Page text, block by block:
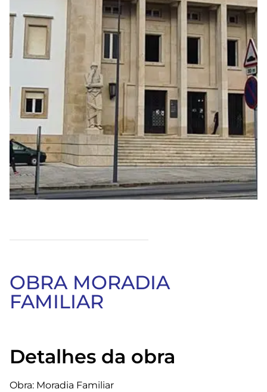
OBRA MORADIA
FAMILIAR
Detalhes da obra
Obra: Moradia Familiar